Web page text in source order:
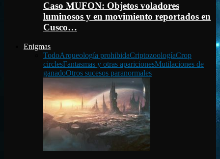
Caso MUFON: Objetos voladores
luminosos y en movimiento reportados en
Cusco…
Enigmas
TodoArqueología prohibidaCriptozoologíaCrop
circlesFantasmas y otras aparicionesMutilaciones de
ganadoOtros sucesos paranormales